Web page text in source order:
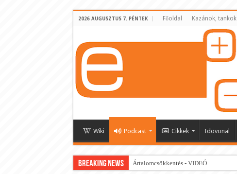
2026 AUGUSZTUS 7. PÉNTEK Főoldal Kazánok, tankok
Wiki Podcast Cikkek Idövonal
BREAKING NEWS Ártalomcsökkentés - VIDEÓ